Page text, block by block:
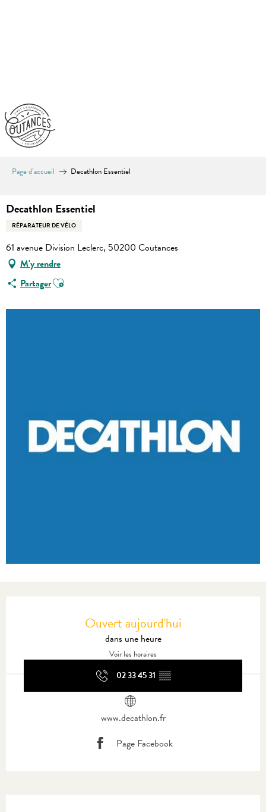
Page d’accueil Decathlon Essentiel
Decathlon Essentiel
RÉPARATEUR DE VÉLO
61 avenue Division Leclerc, 50200 Coutances
M'y rendre
PartagerAjouter aux favoris
Ouvert aujourd'hui
dans une heure
Voir les horaires
02 33 45 31 ▒▒
www.decathlon.fr
Page Facebook